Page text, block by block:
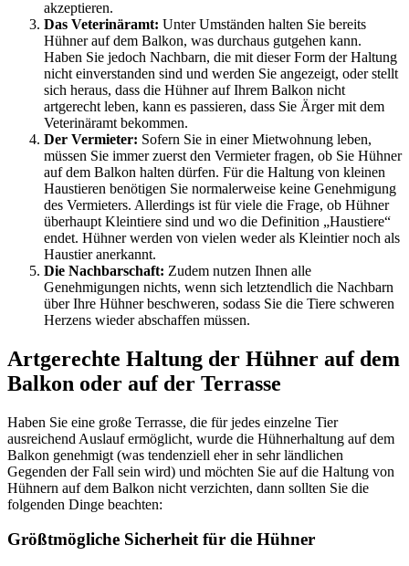
akzeptieren.
Das Veterinäramt: Unter Umständen halten Sie bereits
Hühner auf dem Balkon, was durchaus gutgehen kann.
Haben Sie jedoch Nachbarn, die mit dieser Form der Haltung
nicht einverstanden sind und werden Sie angezeigt, oder stellt
sich heraus, dass die Hühner auf Ihrem Balkon nicht
artgerecht leben, kann es passieren, dass Sie Ärger mit dem
Veterinäramt bekommen.
Der Vermieter: Sofern Sie in einer Mietwohnung leben,
müssen Sie immer zuerst den Vermieter fragen, ob Sie Hühner
auf dem Balkon halten dürfen. Für die Haltung von kleinen
Haustieren benötigen Sie normalerweise keine Genehmigung
des Vermieters. Allerdings ist für viele die Frage, ob Hühner
überhaupt Kleintiere sind und wo die Definition „Haustiere“
endet. Hühner werden von vielen weder als Kleintier noch als
Haustier anerkannt.
Die Nachbarschaft: Zudem nutzen Ihnen alle
Genehmigungen nichts, wenn sich letztendlich die Nachbarn
über Ihre Hühner beschweren, sodass Sie die Tiere schweren
Herzens wieder abschaffen müssen.
Artgerechte Haltung der Hühner auf dem
Balkon oder auf der Terrasse
Haben Sie eine große Terrasse, die für jedes einzelne Tier
ausreichend Auslauf ermöglicht, wurde die Hühnerhaltung auf dem
Balkon genehmigt (was tendenziell eher in sehr ländlichen
Gegenden der Fall sein wird) und möchten Sie auf die Haltung von
Hühnern auf dem Balkon nicht verzichten, dann sollten Sie die
folgenden Dinge beachten:
Größtmögliche Sicherheit für die Hühner